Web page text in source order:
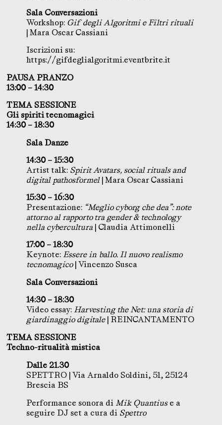
Sala Conversazioni
Workshop: Gif degli Algoritmi e Filtri rituali
| Mara Oscar Cassiani
Iscrizioni su:
https://gifdeglialgoritmi.eventbrite.it
PAUSA PRANZO
13:00 – 14:30
TEMA SESSIONE
Gli spiriti tecnomagici
14:30 – 18:30
Sala Danze
14:30 – 15:30
Artist talk: Spirit Avatars, social rituals and
digital pathosformel| Mara Oscar Cassiani
15:30 – 16:30
Presentazione: “Meglio cyborg che dea”: note
attorno al rapporto tra gender & technology
nella cybercultura | Claudia Attimonelli
17:00 – 18:30
Keynote: Essere in ballo. Il nuovo realismo
tecnomagico | Vincenzo Susca
Sala Conversazioni
14:30 – 18:30
Video essay: Harvesting the Net: una storia di
giardinaggio digitale| REINCANTAMENTO
TEMA SESSIONE
Techno-ritualità mistica
Dalle 21.30
SPETTRO | Via Arnaldo Soldini, 51, 25124
Brescia BS
Performance sonora di Mik Quantiuse a
seguire DJ set a cura di Spettro